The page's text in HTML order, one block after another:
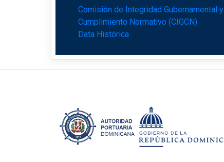
Comisión de Integridad Gubernamental y
Cumplimiento Normativo (CIGCN)
Data Histórica